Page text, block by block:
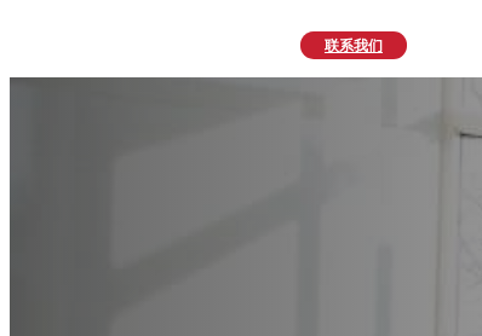
联系我们
在 KEY 教育，我们由敬业的教育工作者、申请
家庭紧密合作，帮助每位学生充分发挥潜能。